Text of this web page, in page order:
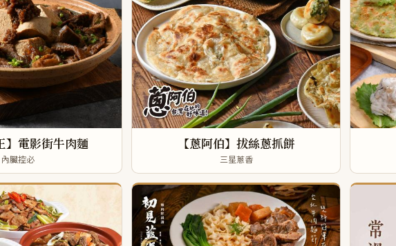
】電影街牛肉麵
內臟控必
【蔥阿伯】拔絲蔥抓餅
三星蔥香